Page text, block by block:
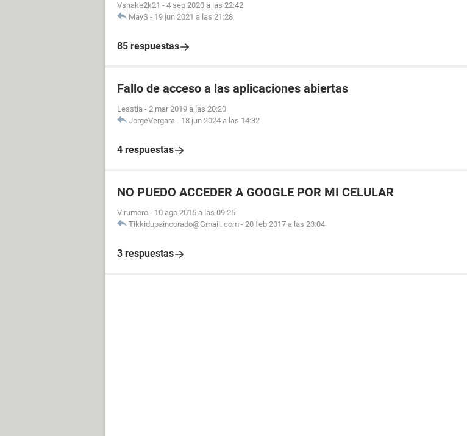
Vsnake2k21 - 4 sep 2020 a las 22:42
MayS - 19 jun 2021 a las 21:28
85 respuestas
Fallo de acceso a las aplicaciones abiertas
Lesstia - 2 mar 2019 a las 20:20
JorgeVergara - 18 jun 2024 a las 14:32
4 respuestas
NO PUEDO ACCEDER A GOOGLE POR MI CELULAR
Virumoro - 10 ago 2015 a las 09:25
Tikkidupaincorado@Gmail. com - 20 feb 2017 a las 23:04
3 respuestas